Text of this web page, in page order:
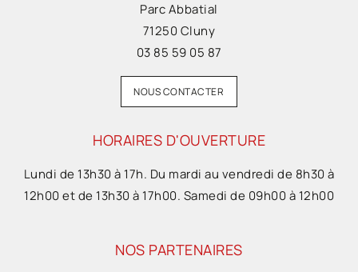
Parc Abbatial
71250 Cluny
03 85 59 05 87
NOUS CONTACTER
HORAIRES D'OUVERTURE
Lundi de 13h30 à 17h. Du mardi au vendredi de 8h30 à
12h00 et de 13h30 à 17h00. Samedi de 09h00 à 12h00
NOS PARTENAIRES